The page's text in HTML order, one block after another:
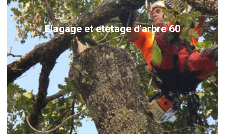
Elagage et etetage d'arbre 60